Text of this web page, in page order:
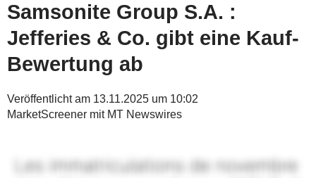
Samsonite Group S.A. :
Jefferies & Co. gibt eine Kauf-
Bewertung ab
Veröffentlicht am 13.11.2025 um 10:02
MarketScreener mit MT Newswires